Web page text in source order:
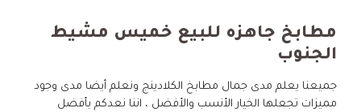
مطابخ جاهزه للبيع خميس مشيط
الجنوب
جميعنا يعلم مدى جمال مطابخ الكلادينج ونعلم أيضا مدى وجود
مميزات تجعلها الخيار الأنسب والأفضل ، اننا نعدكم بأفضل